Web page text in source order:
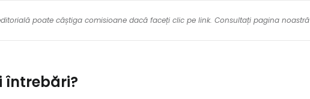
poate câștiga comisioane dacă faceți clic pe link. Consultați pagina noastră
întrebări?